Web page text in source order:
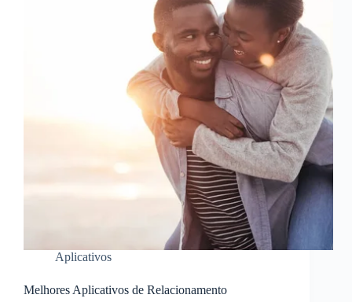
Aplicativos
Melhores Aplicativos de Relacionamento